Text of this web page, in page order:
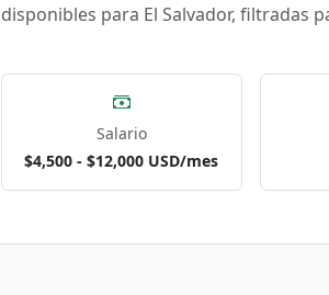
disponibles para El Salvador, filtradas
Salario
$4,500 - $12,000 USD/mes